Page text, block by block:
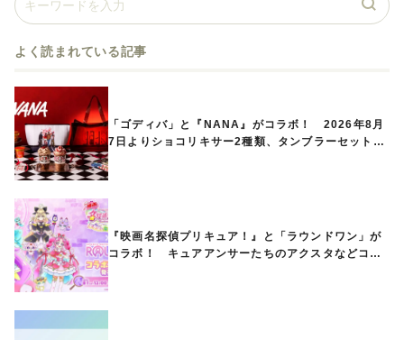
よく読まれている記事
「ゴディバ」と『NANA』がコラボ！ 2026年8月
7日よりショコリキサー2種類、タンブラーセットな
『映画名探偵プリキュア！』と「ラウンドワン」が
コラボ！ キュアアンサーたちのアクスタなどコラ